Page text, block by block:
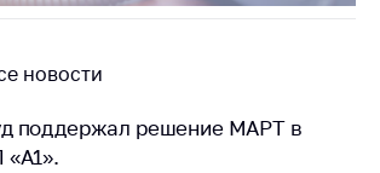
и
услуги
новости
поддержал решение МАРТ в